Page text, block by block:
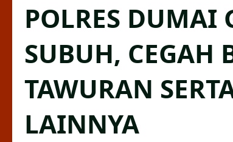
POLRES DUMAI
SUBUH, CEGAH
TAWURAN
LAINNYA